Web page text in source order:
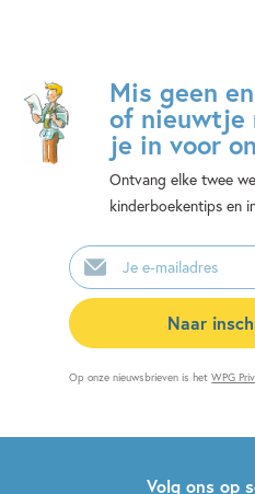
Mis geen
of nieuwtje
je in voor
Ontvang elke twee
kinderboekentips en
E-
mailadres
Naar
Op onze nieuwsbrieven is hetWPG
Volg ons op